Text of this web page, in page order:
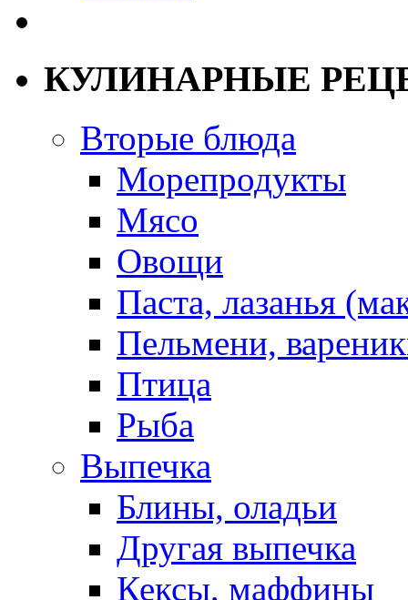
КУЛИНАРНЫЕ
Вторые блюда
Морепродукты
Мясо
Овощи
Паста, лазанья
Пельмени,
Птица
Рыба
Выпечка
Блины, оладьи
Другая выпечка
Кексы, маффины